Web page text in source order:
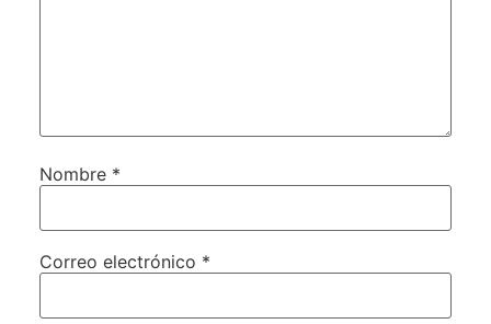
Nombre *
Correo electrónico *